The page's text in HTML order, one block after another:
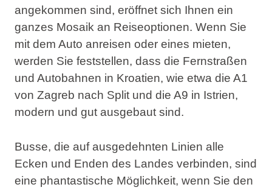
angekommen sind, eröffnet sich Ihnen ein
ganzes Mosaik an Reiseoptionen. Wenn Sie
mit dem Auto anreisen oder eines mieten,
werden Sie feststellen, dass die Fernstraßen
und Autobahnen in Kroatien, wie etwa die A1
von Zagreb nach Split und die A9 in Istrien,
modern und gut ausgebaut sind.
Busse, die auf ausgedehnten Linien alle
Ecken und Enden des Landes verbinden, sind
eine phantastische Möglichkeit, wenn Sie den